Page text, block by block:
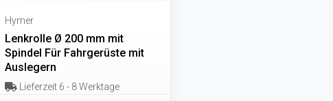
Hymer
Lenkrolle Ø 200 mm mit
Spindel Für Fahrgerüste mit
Auslegern
Lieferzeit 6 - 8 Werktage